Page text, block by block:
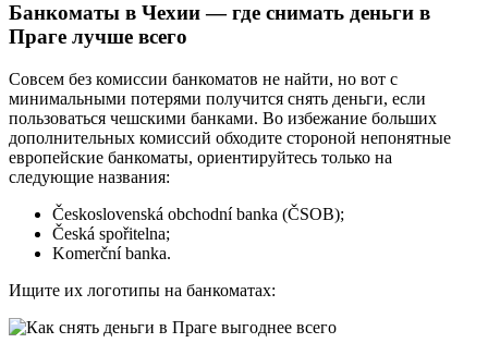
Банкоматы в Чехии — где снимать деньги в
Праге лучше всего
Совсем без комиссии банкоматов не найти, но вот с
минимальными потерями получится снять деньги, если
пользоваться чешскими банками. Во избежание больших
дополнительных комиссий обходите стороной непонятные
европейские банкоматы, ориентируйтесь только на
следующие названия:
Československá obchodní banka (ČSOB);
Česká spořitelna;
Komerční banka.
Ищите их логотипы на банкоматах: